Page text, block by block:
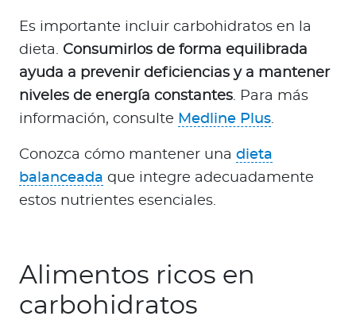
Es importante incluir carbohidratos en la
dieta. Consumirlos de forma equilibrada
ayuda a prevenir deficiencias y a mantener
niveles de energía constantes. Para más
información, consulte Medline Plus.
Conozca cómo mantener una dieta
balanceada que integre adecuadamente
estos nutrientes esenciales.
Alimentos ricos en
carbohidratos